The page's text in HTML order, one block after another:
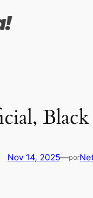
Nov 14, 2025—por